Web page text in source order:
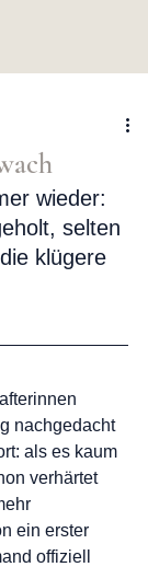
wieder:
selten
klügere
nachgedacht
als es kaum
verhärtet
ein erster
offiziell